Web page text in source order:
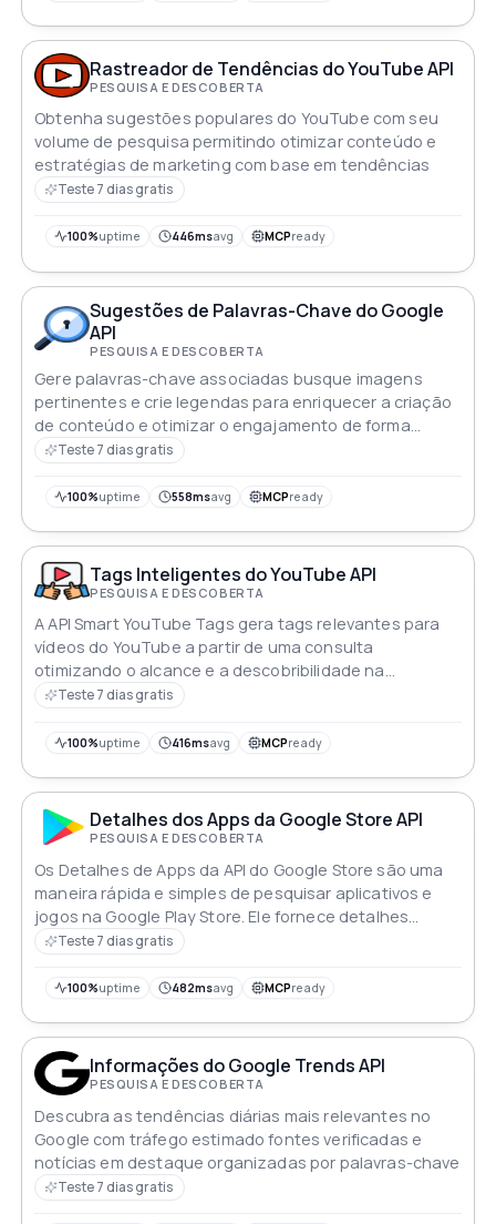
Rastreador de Tendências do YouTube API
PESQUISA E DESCOBERTA
Obtenha sugestões populares do YouTube com seu
volume de pesquisa permitindo otimizar conteúdo e
estratégias de marketing com base em tendências
Teste 7 dias gratis
100%uptime 446msavg MCPready
Sugestões de Palavras-Chave do Google
API
PESQUISA E DESCOBERTA
Gere palavras-chave associadas busque imagens
pertinentes e crie legendas para enriquecer a criação
de conteúdo e otimizar o engajamento de forma
eficazTeste 7 dias gratis
100%uptime 558msavg MCPready
Tags Inteligentes do YouTube API
PESQUISA E DESCOBERTA
A API Smart YouTube Tags gera tags relevantes para
vídeos do YouTube a partir de uma consulta
otimizando o alcance e a descobribilidade na
plataforma
Teste 7 dias gratis
100%uptime 416msavg MCPready
Detalhes dos Apps da Google Store API
PESQUISA E DESCOBERTA
Os Detalhes de Apps da API do Google Store são uma
maneira rápida e simples de pesquisar aplicativos e
jogos na Google Play Store. Ele fornece detalhes
completos e avaliações para cada aplicativo e permite
aplicativos e jogos em regiões e idiomas específicos
Teste 7 dias gratis
100%uptime 482msavg MCPready
Informações do Google Trends API
PESQUISA E DESCOBERTA
Descubra as tendências diárias mais relevantes no
Google com tráfego estimado fontes verificadas e
notícias em destaque organizadas por palavras-chave
Teste 7 dias gratis